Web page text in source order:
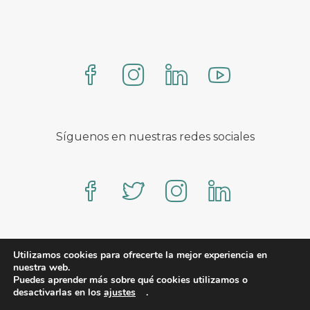
Síguenos en nuestras redes sociales
Proteo – A WooCommerce theme by YITH
Utilizamos cookies para ofrecerte la mejor experiencia en
nuestra web.
Puedes aprender más sobre qué cookies utilizamos o
desactivarlas en los ajustes .